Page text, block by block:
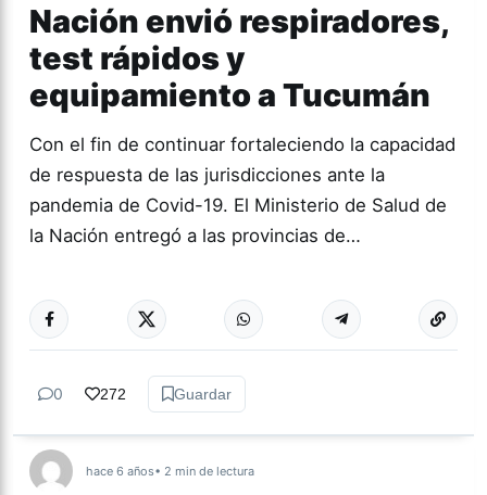
Nación envió respiradores,
test rápidos y
equipamiento a Tucumán
Con el fin de continuar fortaleciendo la capacidad
de respuesta de las jurisdicciones ante la
pandemia de Covid-19. El Ministerio de Salud de
la Nación entregó a las provincias de…
TUCUMÁN Más
0 272 Guardar
hace 6 años• 2 min de lectura